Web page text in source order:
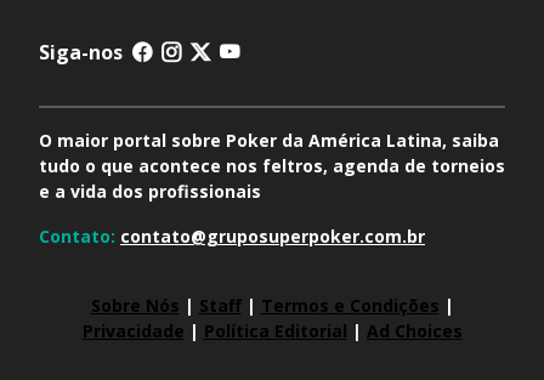
Siga-nos
O maior portal sobre Poker da América Latina, saiba
tudo o que acontece nos feltros, agenda de torneios
e a vida dos profissionais
Contato: contato@gruposuperpoker.com.br
Sobre Nós | Staff| Termos e Condições |
Privacidade | Política Editorial | Ad Choices